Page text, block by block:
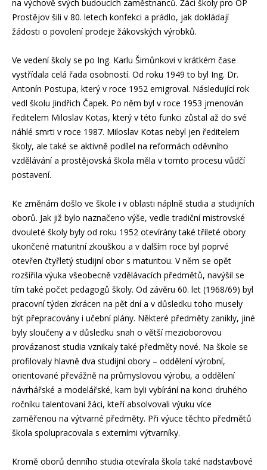
na výchově svých budoucích zaměstnanců. Žáci školy pro OP
Prostějov šili v 80. letech konfekci a prádlo, jak dokládají
žádosti o povolení prodeje žákovských výrobků.
Ve vedení školy se po Ing. Karlu Šimůnkovi v krátkém čase
vystřídala celá řada osobností. Od roku 1949 to byl Ing. Dr.
Antonín Postupa, který v roce 1952 emigroval. Následující rok
vedl školu Jindřich Čapek. Po něm byl v roce 1953 jmenován
ředitelem Miloslav Kotas, který v této funkci zůstal až do své
náhlé smrti v roce 1987. Miloslav Kotas nebyl jen ředitelem
školy, ale také se aktivně podílel na reformách oděvního
vzdělávání a prostějovská škola měla v tomto procesu vůdčí
postavení.
Ke změnám došlo ve škole i v oblasti náplně studia a studijních
oborů. Jak již bylo naznačeno výše, vedle tradiční mistrovské
dvouleté školy byly od roku 1952 otevírány také tříleté obory
ukončené maturitní zkouškou a v dalším roce byl poprvé
otevřen čtyřletý studijní obor s maturitou. V něm se opět
rozšířila výuka všeobecně vzdělávacích předmětů, navýšil se
tím také počet pedagogů školy. Od závěru 60. let (1968/69) byl
pracovní týden zkrácen na pět dní a v důsledku toho musely
být přepracovány i učební plány. Některé předměty zanikly, jiné
byly sloučeny a v důsledku snah o větší mezioborovou
provázanost studia vznikaly také předměty nové. Na škole se
profilovaly hlavně dva studijní obory – oddělení výrobní,
orientované převážně na průmyslovou výrobu, a oddělení
návrhářské a modelářské, kam byli vybírání na konci druhého
ročníku talentovaní žáci, kteří absolvovali výuku více
zaměřenou na výtvarné předměty. Při výuce těchto předmětů
škola spolupracovala s externími výtvarníky.
Kromě oborů denního studia otevírala škola také nadstavbové